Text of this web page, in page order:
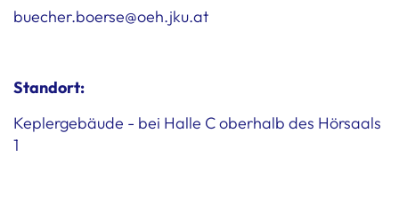
buecher.boerse@oeh.jku.at
Standort:
Keplergebäude - bei Halle C oberhalb des Hörsaals
1